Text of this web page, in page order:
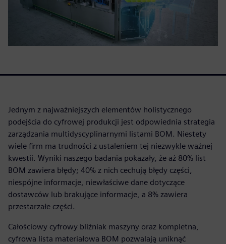
Jednym z najważniejszych elementów holistycznego
podejścia do cyfrowej produkcji jest odpowiednia strategia
zarządzania multidyscyplinarnymi listami BOM. Niestety
wiele firm ma trudności z ustaleniem tej niezwykle ważnej
kwestii. Wyniki naszego badania pokazały, że aż 80% list
BOM zawiera błędy; 40% z nich cechują błędy części,
niespójne informacje, niewłaściwe dane dotyczące
dostawców lub brakujące informacje, a 8% zawiera
przestarzałe części.
Całościowy cyfrowy bliźniak maszyny oraz kompletna,
cyfrowa lista materiałowa BOM pozwalają uniknąć